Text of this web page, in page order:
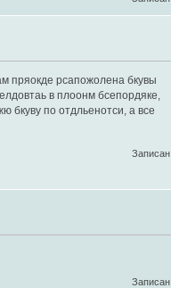
пряокде рсапожолена бкувы
в плоонм бсепордяке,
бкуву по отдльенотси, а все
Записан
Записан